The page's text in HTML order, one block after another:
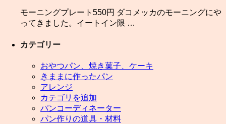
モーニングプレート550円 ダコメッカのモーニングにや
ってきました。イートイン限 …
カテゴリー
おやつパン、焼き菓子、ケーキ
きままに作ったパン
アレンジ
カテゴリを追加
パンコーディネーター
パン作りの道具・材料